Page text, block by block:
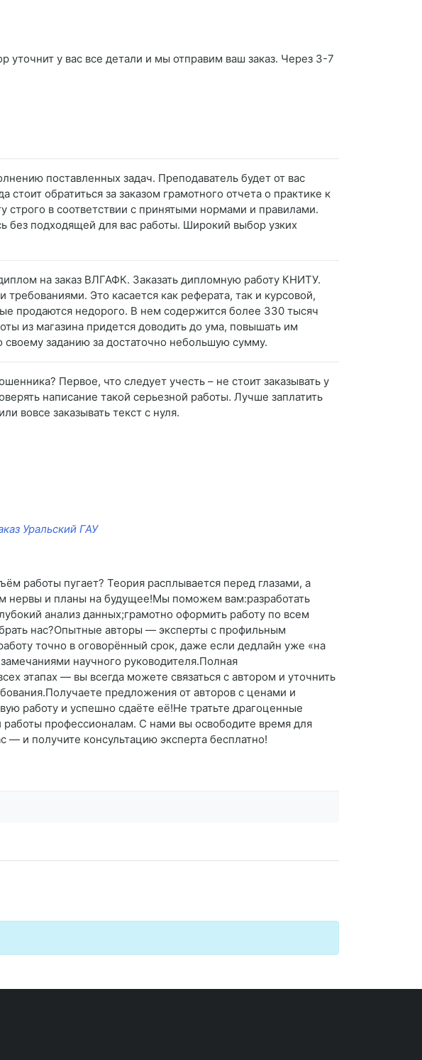
уточнит у вас все детали и мы отправим ваш заказ. Через 3-7
поставленных задач. Преподаватель будет от вас
обратиться за заказом грамотного отчета о практике к
в соответствии с принятыми нормами и правилами.
без подходящей для вас работы. Широкий выбор узких
на заказ ВЛГАФК. Заказать дипломную работу КНИТУ.
Это касается как реферата, так и курсовой,
продаются недорого. В нем содержится более 330 тысяч
из магазина придется доводить до ума, повышать им
заданию за достаточно небольшую сумму.
Первое, что следует учесть – не стоит заказывать у
написание такой серьезной работы. Лучше заплатить
вовсе заказывать текст с нуля.
Уральский ГАУ
работы пугает? Теория расплывается перед глазами, а
нервы и планы на будущее!Мы поможем вам:разработать
анализ данных;грамотно оформить работу по всем
нас?Опытные авторы — эксперты с профильным
точно в оговорённый срок, даже если дедлайн уже «на
научного руководителя.Полная
этапах — вы всегда можете связаться с автором и уточнить
предложения от авторов с ценами и
работу и успешно сдаёте её!Не тратьте драгоценные
профессионалам. С нами вы освободите время для
и получите консультацию эксперта бесплатно!